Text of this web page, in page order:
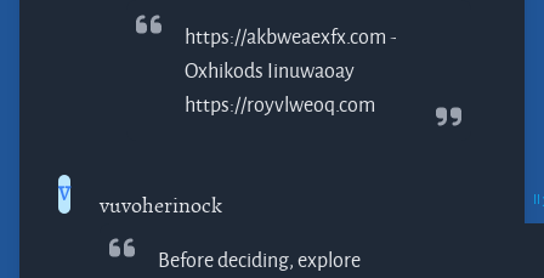
https://akbweaexfx.com -
Oxhikods Iinuwaoay
https://royvlweoq.com
V vuvoherinock Il
Before deciding, explore